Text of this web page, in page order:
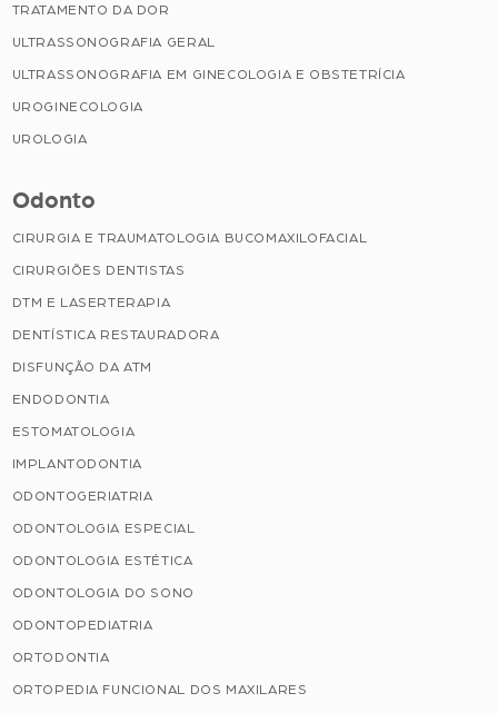
TRATAMENTO DA DOR
ULTRASSONOGRAFIA GERAL
ULTRASSONOGRAFIA EM GINECOLOGIA E OBSTETRÍCIA
UROGINECOLOGIA
UROLOGIA
Odonto
CIRURGIA E TRAUMATOLOGIA BUCOMAXILOFACIAL
CIRURGIÕES DENTISTAS
DTM E LASERTERAPIA
DENTÍSTICA RESTAURADORA
DISFUNÇÃO DA ATM
ENDODONTIA
ESTOMATOLOGIA
IMPLANTODONTIA
ODONTOGERIATRIA
ODONTOLOGIA ESPECIAL
ODONTOLOGIA ESTÉTICA
ODONTOLOGIA DO SONO
ODONTOPEDIATRIA
ORTODONTIA
ORTOPEDIA FUNCIONAL DOS MAXILARES